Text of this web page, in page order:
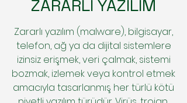
ZARARLI YAZILIM
Zararlı yazılım (malware), bilgisayar,
telefon, ağ ya da dijital sistemlere
izinsiz erişmek, veri çalmak, sistemi
bozmak, izlemek veya kontrol etmek
amacıyla tasarlanmış her türlü kötü